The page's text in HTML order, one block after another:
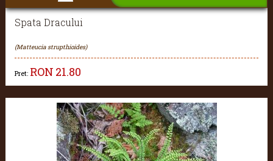
Spata Dracului
(Matteucia strupthioides)
Pret: RON 21.80